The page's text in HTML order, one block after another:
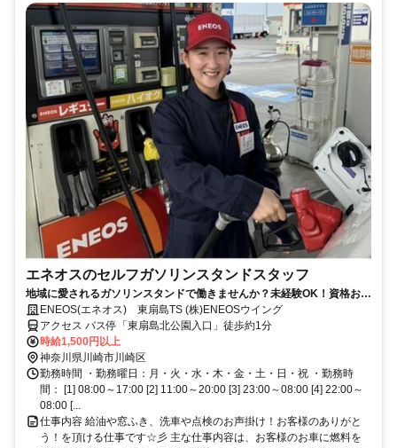
エネオスのセルフガソリンスタンドスタッフ
地域に愛されるガソリンスタンドで働きませんか？未経験OK！資格お持
ちの方是非お役立て下さい
ENEOS(エネオス) 東扇島TS (株)ENEOSウイング
アクセス バス停「東扇島北公園入口」徒歩約1分
時給1,500円以上
神奈川県川崎市川崎区
勤務時間 ・勤務曜日：月・火・水・木・金・土・日・祝 ・勤務時
間： [1] 08:00～17:00 [2] 11:00～20:00 [3] 23:00～08:00 [4] 22:00～
08:00 [...
仕事内容 給油や窓ふき、洗車や点検のお声掛け！お客様のありがと
う！を頂ける仕事です☆彡 主な仕事内容は、お客様のお車に燃料を